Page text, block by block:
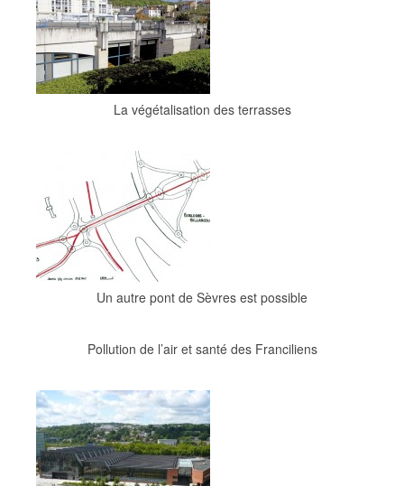
La végétalisation des terrasses
Un autre pont de Sèvres est possible
Pollution de l’air et santé des Franciliens